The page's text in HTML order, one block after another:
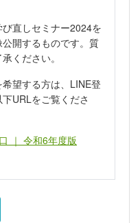
直しセミナー2024を
開するものです。質
ください。
望する方は、LINE登
URLをご覧くださ
｜ 令和6年度版